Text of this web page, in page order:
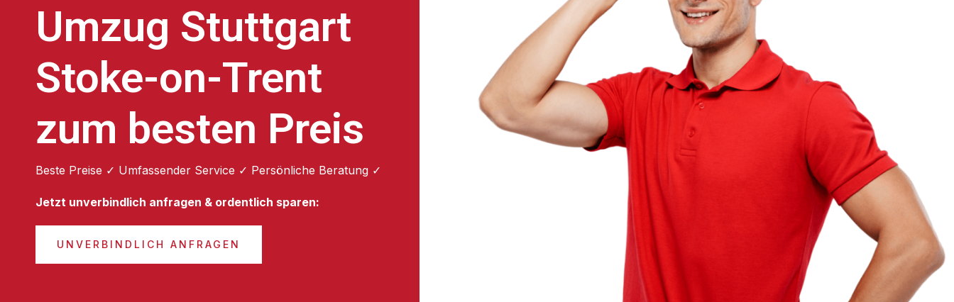
Umzug Stuttgart
Stoke-on-Trent
zum besten Preis
Beste Preise ✓ Umfassender Service ✓ Persönliche Beratung ✓
Jetzt unverbindlich anfragen & ordentlich sparen:
UNVERBINDLICH ANFRAGEN